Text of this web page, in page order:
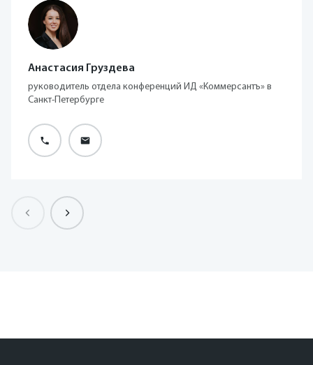
Анастасия Груздева
руководитель отдела конференций ИД «Коммерсантъ» в
Санкт-Петербурге